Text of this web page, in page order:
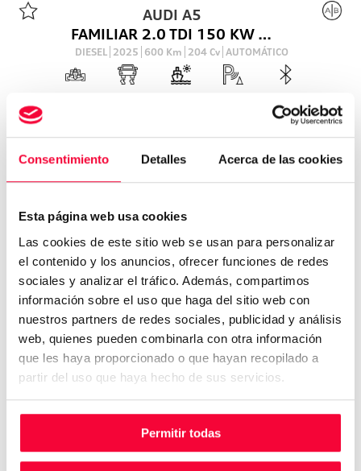
Consentimiento Detalles Acerca de las cookies
Esta página web usa cookies
Las cookies de este sitio web se usan para personalizar
el contenido y los anuncios, ofrecer funciones de redes
sociales y analizar el tráfico. Además, compartimos
información sobre el uso que haga del sitio web con
nuestros partners de redes sociales, publicidad y análisis
web, quienes pueden combinarla con otra información
que les haya proporcionado o que hayan recopilado a
partir del uso que haya hecho de sus servicios.
Permitir todas
AUDI A5
FAMILIAR 2.0 TDI 150 KW BLACK LINE AVANT 204 5P
DIESEL 2025 600 Km 204 Cv AUTOMÁTICO